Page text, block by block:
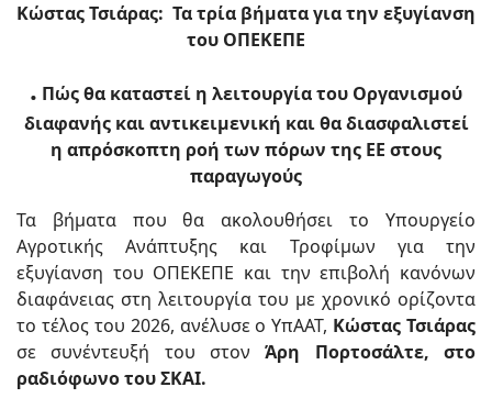
Κώστας Τσιάρας: Τα τρία βήματα για την εξυγίανση
του ΟΠΕΚΕΠΕ
. Πώς θα καταστεί η λειτουργία του Οργανισμού
διαφανής και αντικειμενική και θα διασφαλιστεί
η απρόσκοπτη ροή των πόρων της ΕΕ στους
παραγωγούς
Τα βήματα που θα ακολουθήσει το Υπουργείο
Αγροτικής Ανάπτυξης και Τροφίμων για την
εξυγίανση του ΟΠΕΚΕΠΕ και την επιβολή κανόνων
διαφάνειας στη λειτουργία του με χρονικό ορίζοντα
το τέλος του 2026, ανέλυσε ο ΥπΑΑΤ, Κώστας Τσιάρας
σε συνέντευξή του στονΆρη Πορτοσάλτε, στο
ραδιόφωνο του ΣΚΑΙ.